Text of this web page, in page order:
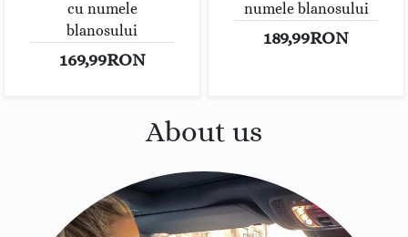
cu numele
blanosului
169,99RON
numele blanosului
189,99RON
About us